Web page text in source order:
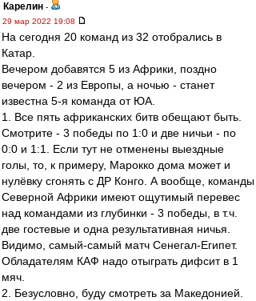
Карелин -
29 мар 2022 19:08
На сегодня 20 команд из 32 отобрались в
Катар.
Вечером добавятся 5 из Африки, поздно
вечером - 2 из Европы, а ночью - станет
известна 5-я команда от ЮА.
1. Все пять африканских битв обещают быть.
Смотрите - 3 победы по 1:0 и две ничьи - по
0:0 и 1:1. Если тут не отменены выездные
голы, то, к примеру, Марокко дома может и
нулёвку сгонять с ДР Конго. А вообще, команды
Северной Африки имеют ощутимый перевес
над командами из глубинки - 3 победы, в т.ч.
две гостевые и одна результативная ничья.
Видимо, самый-самый матч Сенегал-Египет.
Обладателям КАФ надо отыграть дифсит в 1
мяч.
2. Безусловно, буду смотреть за Македонией.